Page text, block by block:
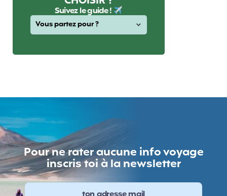
Suivez le guide !
Pour ne rater aucune info voyage
inscris toi à la newsletter